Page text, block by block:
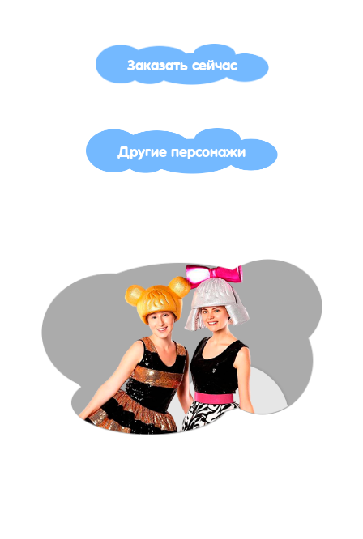
Заказать сейчас
Другие персонажи